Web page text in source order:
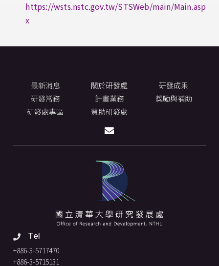
https://wsts.nstc.gov.tw/STSWeb/main/Main.asp
x
最新消息 關於研發處
研發成果
研發常務
計畫業務
獎勵與補助
研發處專區
贊助研發處
Tel
+886-3-5717470
+886-3-5715131